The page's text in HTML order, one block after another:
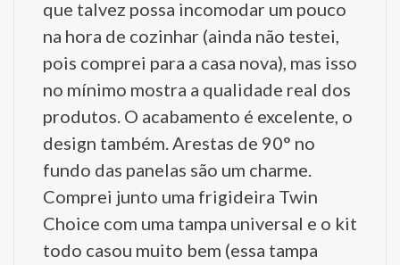
que talvez possa incomodar um pouco
na hora de cozinhar (ainda não testei,
pois comprei para a casa nova), mas isso
no mínimo mostra a qualidade real dos
produtos. O acabamento é excelente, o
design também. Arestas de 90° no
fundo das panelas são um charme.
Comprei junto uma frigideira Twin
Choice com uma tampa universal e o kit
todo casou muito bem (essa tampa